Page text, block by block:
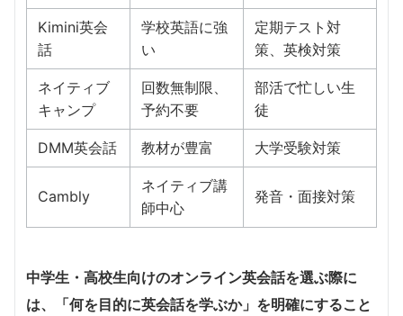
Kimini英会
話
学校英語に強
い
定期テスト対
策、英検対策
ネイティブ
キャンプ
回数無制限、
予約不要
部活で忙しい生
徒
DMM英会話 教材が豊富 大学受験対策
Cambly
ネイティブ講
師中心
発音・面接対策
中学生・高校生向けのオンライン英会話を選ぶ際に
は、「何を目的に英会話を学ぶか」を明確にすること